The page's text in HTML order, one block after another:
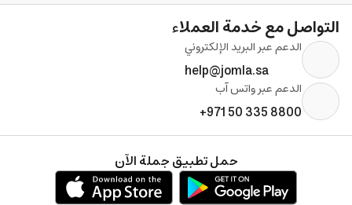
التواصل مع خدمة العملاء
الدعم عبر البريد الإلكتروني
help@jomla.sa
الدعم عبر واتس آب
+971 50 335 8800
حمل تطبيق جملة الآن